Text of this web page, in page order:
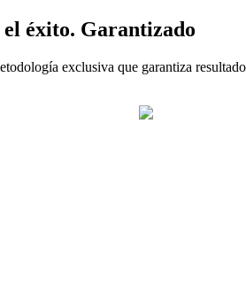
éxito. Garantizado
exclusiva que garantiza